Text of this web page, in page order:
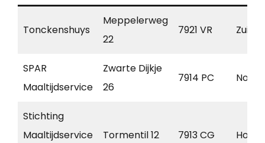
Tonckenshuys
Meppelerweg
22
7921 VR
SPAR
Maaltijdservice
Zwarte Dijkje
26
7914 PC
Stichting
Maaltijdservice
Tormentil 12 7913 CG